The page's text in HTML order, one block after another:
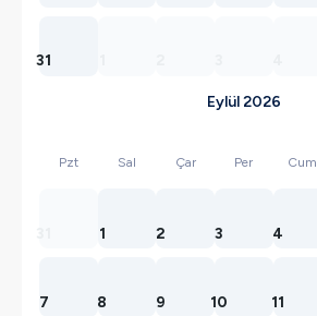
31
Eylül 2026
Pzt Sal Çar Per Cum
1 2 3 4
7 8 9 10 11